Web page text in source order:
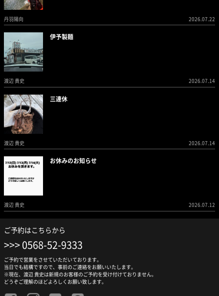
丹羽陽向 2026.07.22
伊予製麺
渡辺 貴史 2026.07.14
三連休
渡辺 貴史 2026.07.14
お休みのお知らせ
渡辺 貴史 2026.07.12
ご予約はこちらから
0568-52-9333
ご予約で営業をさせていただいております。
当日でも結構ですので、事前のご連絡をお願いいたします。
※現在、渡辺 貴史は新規のお客様のご予約を受け付けておりません。
どうぞご理解のほどよろしくお願い致します。